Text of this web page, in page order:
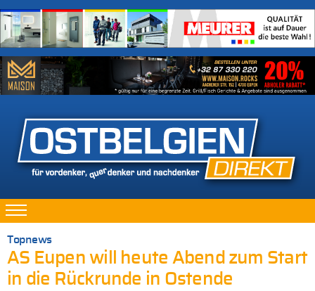
Topnews
AS Eupen will heute Abend zum Start
in die Rückrunde in Ostende